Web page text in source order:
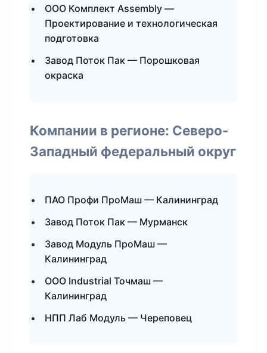
ООО Комплект Assembly —
Проектирование и технологическая
подготовка
Завод Поток Пак — Порошковая
окраска
Компании в регионе: Северо-
Западный федеральный округ
ПАО Профи ПроМаш — Калининград
Завод Поток Пак — Мурманск
Завод Модуль ПроМаш —
Калининград
ООО Industrial Точмаш —
Калининград
НПП Лаб Модуль — Череповец